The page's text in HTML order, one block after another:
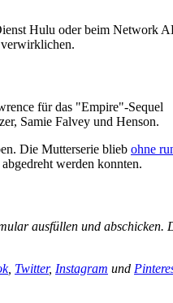
Hulu oder beim Network
verwirklichen.
für das "Empire"-Sequel
Samie Falvey und Henson.
Die Mutterserie blieb ohne
werden konnten.
ausfüllen und abschicken.
, Twitter, Instagram und